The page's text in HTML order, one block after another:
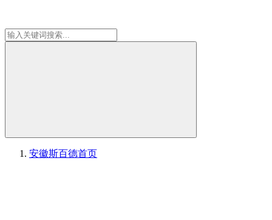
安徽斯百德首页